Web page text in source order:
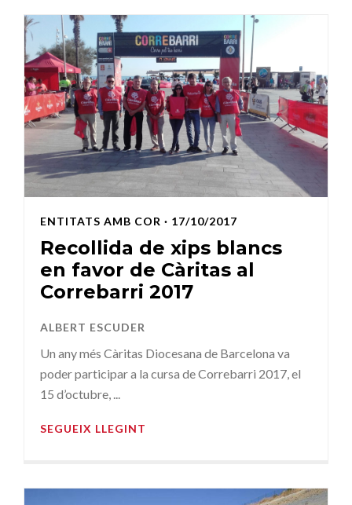
ENTITATS AMB COR · 17/10/2017
Recollida de xips blancs
en favor de Càritas al
Correbarri 2017
ALBERT ESCUDER
Un any més Càritas Diocesana de Barcelona va
poder participar a la cursa de Correbarri 2017, el
15 d’octubre, ...
SEGUEIX LLEGINT